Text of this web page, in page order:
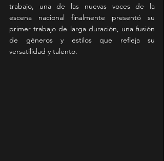
trabajo, una de las nuevas voces de la
escena nacional finalmente presentó su
primer trabajo de larga duración, una fusión
de géneros y estilos que refleja su
versatilidad y talento.